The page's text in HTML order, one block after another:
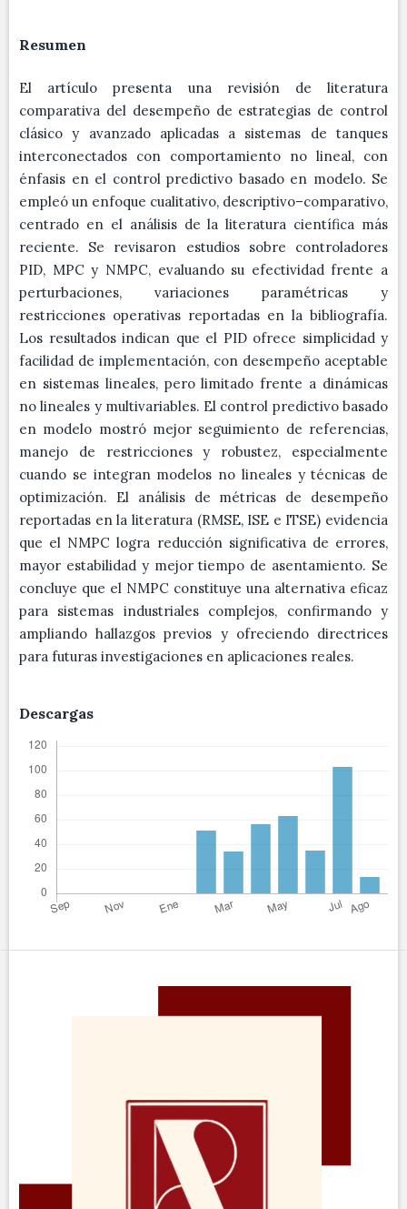
Resumen
El artículo presenta una revisión de literatura
comparativa del desempeño de estrategias de control
clásico y avanzado aplicadas a sistemas de tanques
interconectados con comportamiento no lineal, con
énfasis en el control predictivo basado en modelo. Se
empleó un enfoque cualitativo, descriptivo–comparativo,
centrado en el análisis de la literatura científica más
reciente. Se revisaron estudios sobre controladores
PID, MPC y NMPC, evaluando su efectividad frente a
perturbaciones, variaciones paramétricas y
restricciones operativas reportadas en la bibliografía.
Los resultados indican que el PID ofrece simplicidad y
facilidad de implementación, con desempeño aceptable
en sistemas lineales, pero limitado frente a dinámicas
no lineales y multivariables. El control predictivo basado
en modelo mostró mejor seguimiento de referencias,
manejo de restricciones y robustez, especialmente
cuando se integran modelos no lineales y técnicas de
optimización. El análisis de métricas de desempeño
reportadas en la literatura (RMSE, ISE e ITSE) evidencia
que el NMPC logra reducción significativa de errores,
mayor estabilidad y mejor tiempo de asentamiento. Se
concluye que el NMPC constituye una alternativa eficaz
para sistemas industriales complejos, confirmando y
ampliando hallazgos previos y ofreciendo directrices
para futuras investigaciones en aplicaciones reales.
Descargas